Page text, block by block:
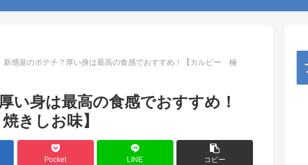
新感覚のポテチ？厚い身は最高の食感でおすすめ！【カルビー 極
い身は最高の食感でおすすめ！
きしお味】
Pocket LINE コピー